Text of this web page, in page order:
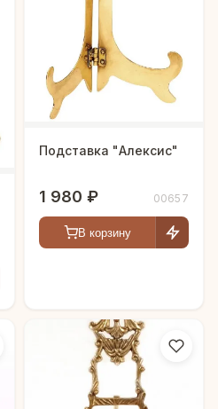
Подставка "Алексис"
1 980 ₽ 00657
В корзину